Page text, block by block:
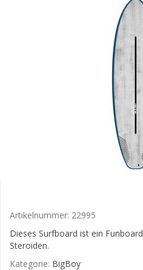
Artikelnummer: 22995
Dieses Surfboard ist ein
Steroiden.
Kategorie: BigBoy